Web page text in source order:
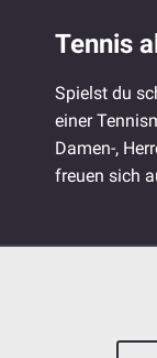
Tennis
Spielst du
einer
Damen-,
freuen sich